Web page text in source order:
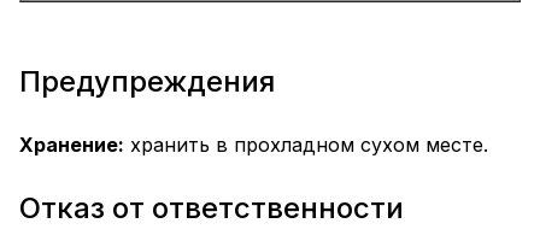
Предупреждения
Хранение: хранить в прохладном сухом месте.
Отказ от ответственности